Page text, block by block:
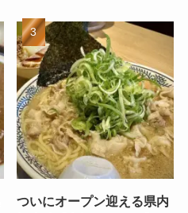
ついにオープン迎える県内